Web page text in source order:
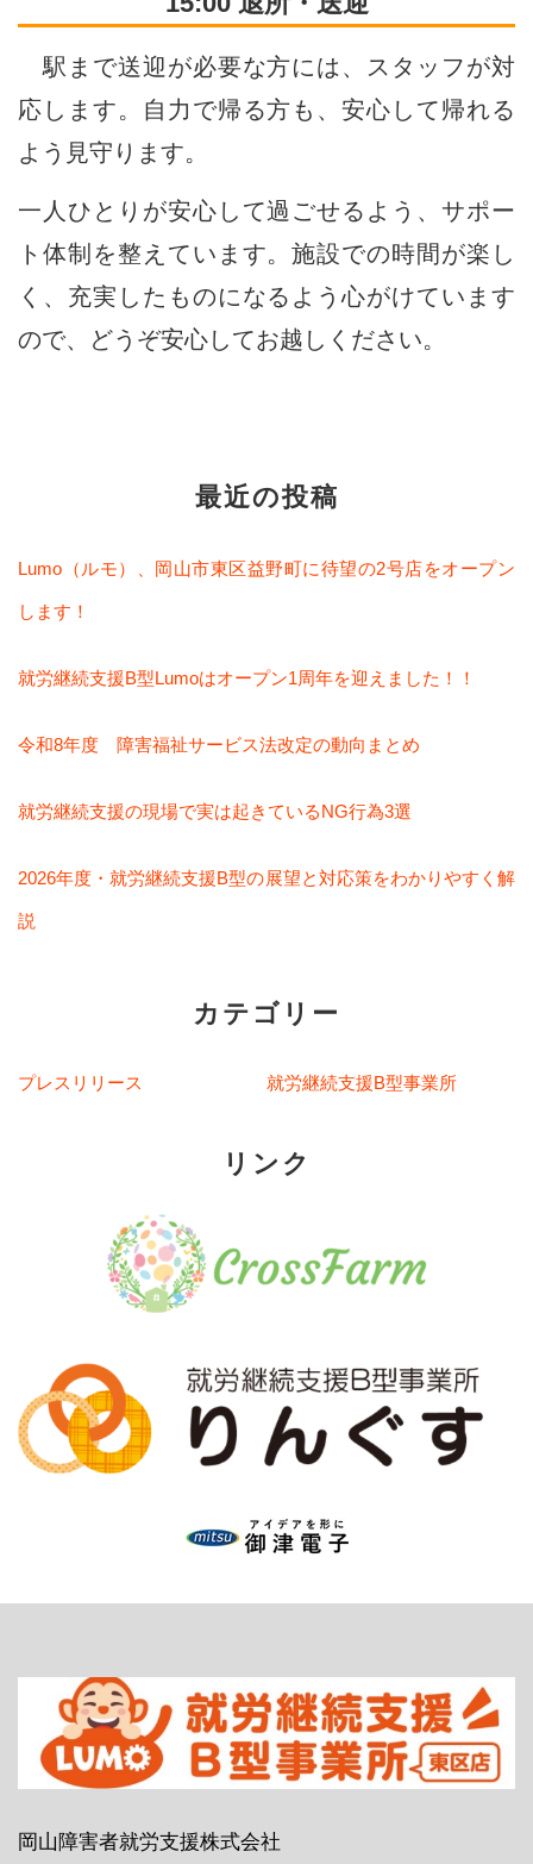
駅まで送迎が必要な方には、スタッフが対
応します。自力で帰る方も、安心して帰れる
よう見守ります。
一人ひとりが安心して過ごせるよう、サポー
ト体制を整えています。施設での時間が楽し
く、充実したものになるよう心がけています
ので、どうぞ安心してお越しください。
最近の投稿
Lumo（ルモ）、岡山市東区益野町に待望の2号店をオープン
します！
就労継続支援B型Lumoはオープン1周年を迎えました！！
令和8年度 障害福祉サービス法改定の動向まとめ
就労継続支援の現場で実は起きているNG行為3選
2026年度・就労継続支援B型の展望と対応策をわかりやすく解
説
カテゴリー
プレスリリース 就労継続支援B型事業所
リンク
岡山障害者就労支援株式会社